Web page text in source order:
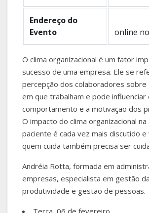
Endereço do
Evento
online
O clima organizacional é um fator
sucesso de uma empresa. Ele se
percepção dos colaboradores sobre
em que trabalham e pode influenciar
comportamento e a motivação dos
O impacto do clima organizacional
paciente é cada vez mais discutido e
quem cuida também precisa ser
Andréia Rotta, formada em
empresas, especialista em gestão
produtividade e gestão de pessoas.
Terça, 06 de fevereiro